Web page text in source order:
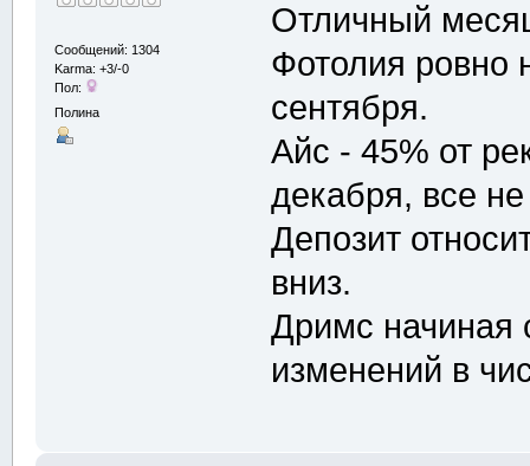
Сообщений: 1304
Karma: +3/-0
Пол:
Полина
Отличный
Фотолия ровно
сентября.
Айс - 45% от
декабря, все
Депозит
вниз.
Дримс начиная
изменений в